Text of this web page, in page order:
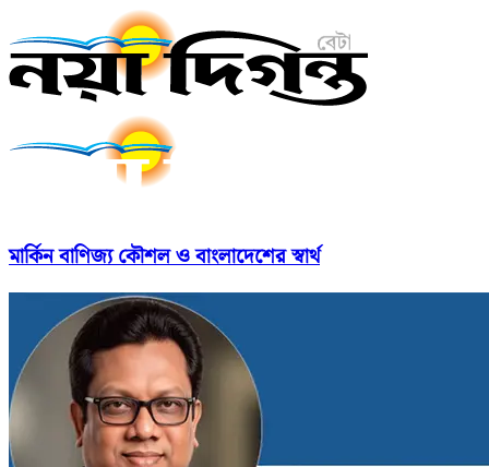
মার্কিন বাণিজ্য কৌশল ও বাংলাদেশের স্বার্থ